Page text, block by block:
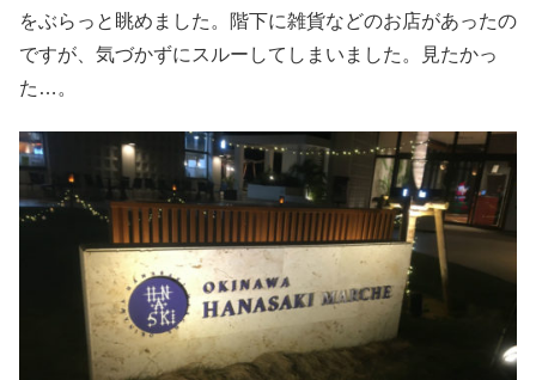
をぶらっと眺めました。階下に雑貨などのお店があったの
ですが、気づかずにスルーしてしまいました。見たかっ
た…。